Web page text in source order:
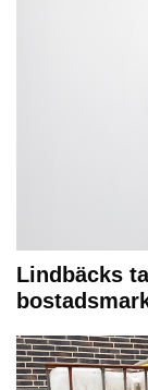
Lindbäcks